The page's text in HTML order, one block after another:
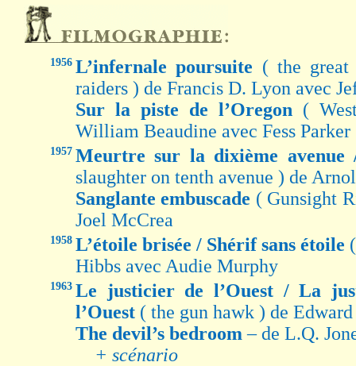
1956 L’infernale poursuite ( the great
raiders ) de Francis D. Lyon avec
Sur la piste de l’Oregon (
William Beaudine avec Fess Parker
1957 Meurtre sur la dixième avenue
slaughter on tenth avenue ) de
Sanglante embuscade ( Gunsight
Joel McCrea
1958 L’étoile brisée / Shérif sans étoile
Hibbs avec Audie Murphy
1963 Le justicier de l’Ouest / La
l’Ouest ( the gun hawk ) de
The devil’s bedroom– de L.Q.
+ scénario